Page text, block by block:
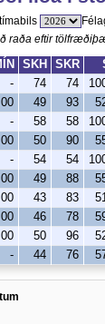
raða eftir
SKH SKR
- 74 74
49 93
- 58 58
50 90
- 54 54
49 88
43 83
46 78
50 96
- 44 76